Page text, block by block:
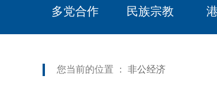
多党合作 民族宗教
您当前的位置 ： 非公经济